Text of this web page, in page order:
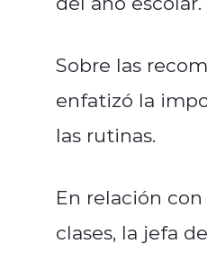
Sobre las
enfatizó la
las rutinas.
En relación
clases, la jefa